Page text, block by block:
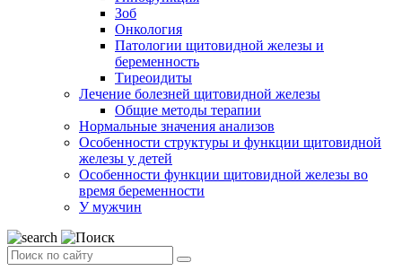
Зоб
Онкология
Патологии щитовидной железы и
беременность
Тиреоидиты
Лечение болезней щитовидной железы
Общие методы терапии
Нормальные значения анализов
Особенности структуры и функции щитовидной
железы у детей
Особенности функции щитовидной железы во
время беременности
У мужчин